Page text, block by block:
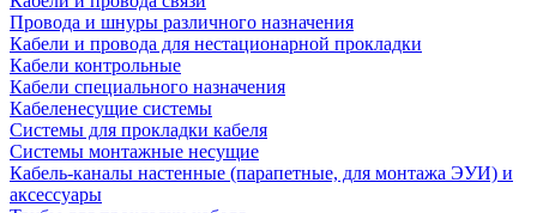
Провода и шнуры различного назначения
Кабели и провода для нестационарной прокладки
Кабели контрольные
Кабели специального назначения
Кабеленесущие системы
Системы для прокладки кабеля
Системы монтажные несущие
Кабель-каналы настенные (парапетные, для монтажа ЭУИ) и
аксессуары